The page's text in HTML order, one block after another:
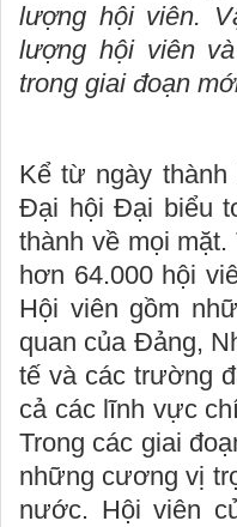
lượng hội viên.
lượng hội viên
trong giai đoạn
Kể từ ngày
Đại hội Đại biểu
thành về mọi
hơn 64.000 hội
Hội viên gồm
quan của Đảng,
tế và các trường
cả các lĩnh vực
Trong các giai
những cương vị
nước. Hội viên